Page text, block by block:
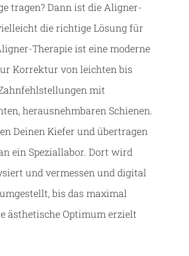
tragen? Dann ist die Aligner-
die richtige Lösung für
Therapie ist eine moderne
Korrektur von leichten bis
mit
herausnehmbaren Schienen.
Deinen Kiefer und übertragen
ein Speziallabor. Dort wird
und vermessen und digital
bis das maximal
ästhetische Optimum erzielt